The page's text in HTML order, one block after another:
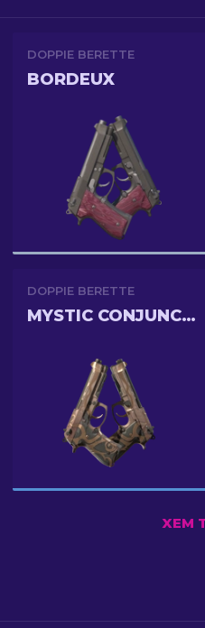
DOPPIE BERETTE
BORDEUX
DOPPIE BERETTE
MYSTIC CONJUNCTION
XEM